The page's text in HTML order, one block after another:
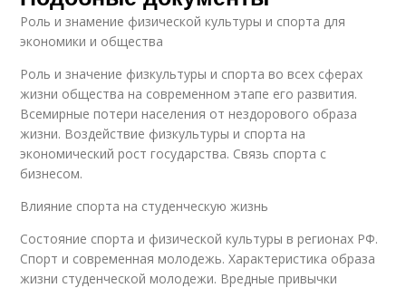
Роль и знамение физической культуры и спорта для
экономики и общества
Роль и значение физкультуры и спорта во всех сферах
жизни общества на современном этапе его развития.
Всемирные потери населения от нездорового образа
жизни. Воздействие физкультуры и спорта на
экономический рост государства. Связь спорта с
бизнесом.
Влияние спорта на студенческую жизнь
Состояние спорта и физической культуры в регионах РФ.
Спорт и современная молодежь. Характеристика образа
жизни студенческой молодежи. Вредные привычки